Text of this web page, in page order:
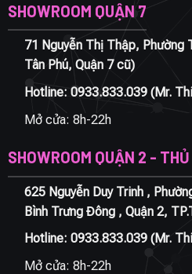
SHOWROOM QUẬN 7
71 Nguyễn Thị Thập, Phường
Tân Phú, Quận 7 cũ)
Hotline: 0933.833.039(Mr.
Mở cửa: 8h-22h
SHOWROOM QUẬN 2 -
625 Nguyễn Duy Trinh ,
Bình Trưng Đông , Quận 2,
Hotline: 0933.833.039(Mr.
Mở cửa: 8h-22h